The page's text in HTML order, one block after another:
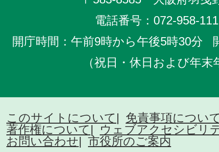
電話番号： 072-958-
開庁時間：午前9時から午後5時30分
（祝日・休日および年
このサイトについて
免責事項につい
著作権について
ウェブアクセシビリ
お問い合わせ
市役所のご案内